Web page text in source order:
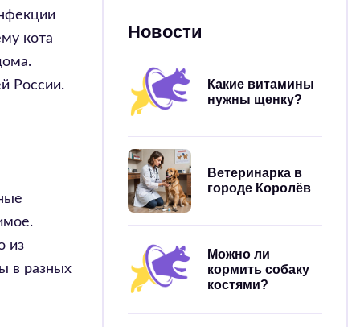
кота
России.
из
в разных
Новости
Какие витамины
нужны щенку?
Ветеринарка в
городе Королёв
Можно ли
кормить собаку
костями?